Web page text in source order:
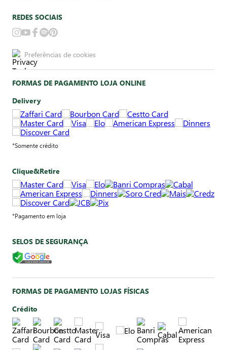
REDES SOCIAIS
Preferências de cookies
FORMAS DE PAGAMENTO LOJA ONLINE
Delivery
*Somente crédito
Clique&Retire
*Pagamento em loja
SELOS DE SEGURANÇA
FORMAS DE PAGAMENTO LOJAS FÍSICAS
Crédito